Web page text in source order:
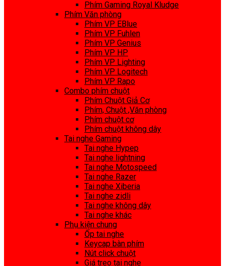
Phím Gaming Royal Kludge
Phím Văn phòng
Phím VP EBlue
Phím VP Fuhlen
Phím VP Genius
Phím VP HP
Phím VP Lighting
Phím VP Logitech
Phím VP Rapo
Combo phím chuột
Phím Chuột Giả Cơ
Phím, Chuột ,Văn phòng
Phím chuột cơ
Phím chuột không dây
Tai nghe Gaming
Tai nghe Hypep
Tai nghe lightning
Tai nghe Motospeed
Tai nghe Razer
Tai nghe Xiberia
Tai nghe zidli
Tai nghe không dây
Tai nghe khác
Phụ kiện chung
Ốp tai nghe
Keycap bàn phím
Nút click chuột
Giá treo tai nghe